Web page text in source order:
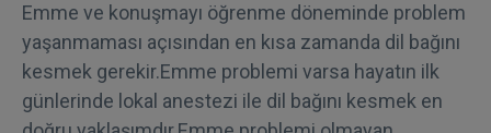
Emme ve konuşmayı öğrenme döneminde problem
yaşanmaması açısından en kısa zamanda dil bağını
kesmek gerekir.Emme problemi varsa hayatın ilk
günlerinde lokal anestezi ile dil bağını kesmek en